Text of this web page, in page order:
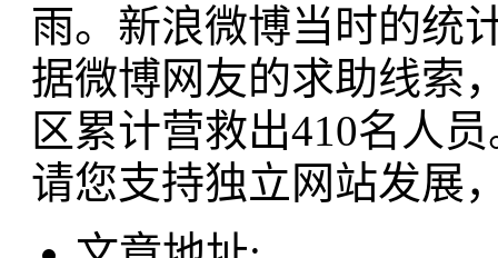
雨。新浪微博当时的统
据微博网友的求助线索
区累计营救出410名人
请您支持独立网站发展